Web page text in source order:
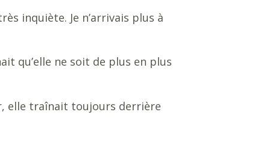
inquiète. Je n’arrivais plus à
qu’elle ne soit de plus en plus
elle traînait toujours derrière